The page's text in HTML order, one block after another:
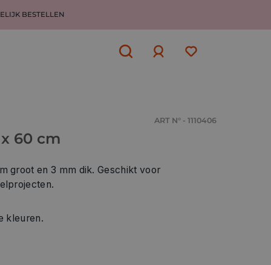
BESTELLEN
ART N° - 1110406
60 cm
groot en 3 mm dik. Geschikt voor
kleuren.